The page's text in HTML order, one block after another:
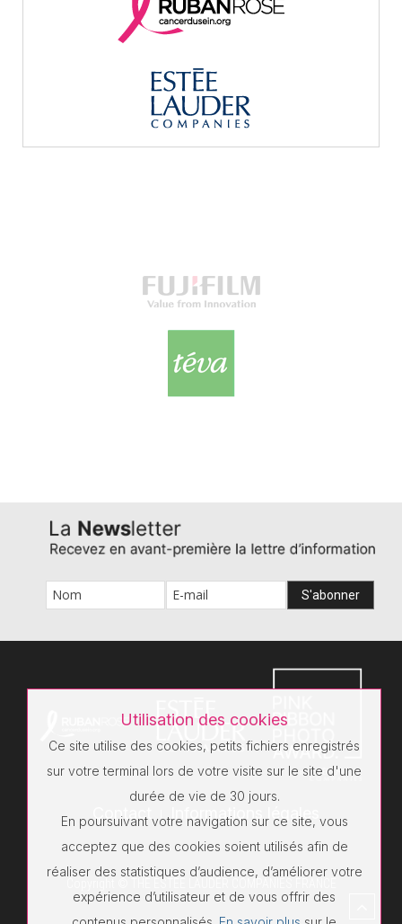
Contact Informations légales
Copyright © THE ESTÉE LAUDER COMPANIES FRANCE
Utilisation des cookies
Ce site utilise des cookies, petits fichiers enregistrés
sur votre terminal lors de votre visite sur le site d'une
durée de vie de 30 jours.
En poursuivant votre navigation sur ce site, vous
acceptez que des cookies soient utilisés afin de
réaliser des statistiques d’audience, d’améliorer votre
expérience d’utilisateur et de vous offrir des